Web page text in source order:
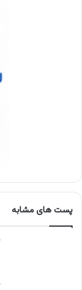
پست های مشابه